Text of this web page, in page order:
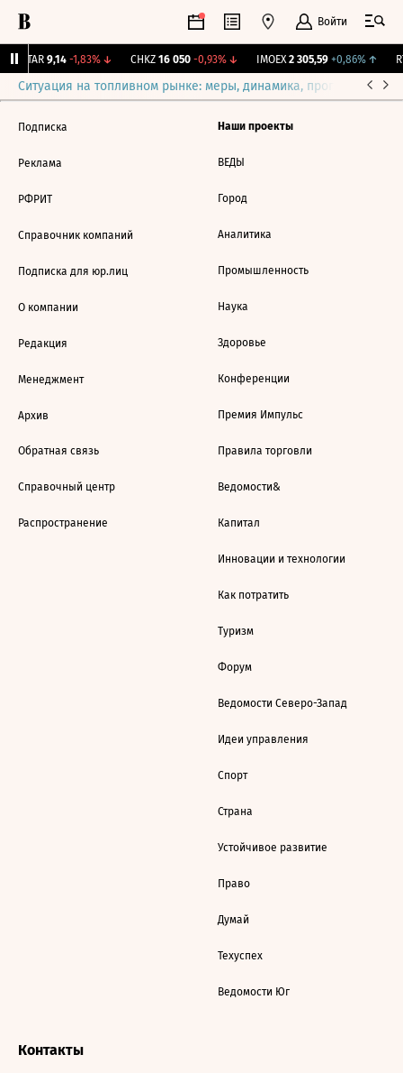
Войти
UTAR 9,14 -1,83%↓ CHKZ 16 050 -0,93%↓ IMOEX 2 305,59 +0,86%↑
Ситуация на топливном рынке: меры, динамика, прогнозы
Подписка
Реклама
РФРИТ
Справочник компаний
Подписка для юр.лиц
О компании
Редакция
Менеджмент
Архив
Обратная связь
Справочный центр
Распространение
Наши проекты
ВЕДЫ
Город
Аналитика
Промышленность
Наука
Здоровье
Конференции
Премия Импульс
Правила торговли
Ведомости&
Капитал
Инновации и технологии
Как потратить
Туризм
Форум
Ведомости Северо-Запад
Идеи управления
Спорт
Страна
Устойчивое развитие
Право
Думай
Техуспех
Ведомости Юг
Контакты